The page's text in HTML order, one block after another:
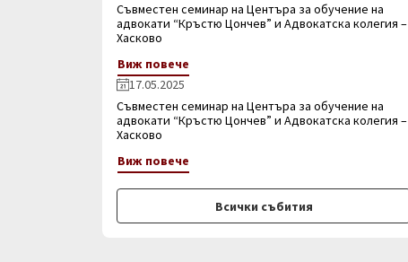
Съвместен семинар на Центъра за обучение на
адвокати “Кръстю Цончев” и Адвокатска колегия –
Хасково
Виж повече
17.05.2025
Съвместен семинар на Центъра за обучение на
адвокати “Кръстю Цончев” и Адвокатска колегия –
Хасково
Виж повече
Всички събития